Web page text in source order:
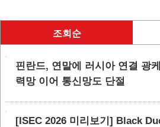
조회순
핀란드, 연말에 러시아 연결 광
력망 이어 통신망도 단절
[ISEC 2026 미리보기] Black